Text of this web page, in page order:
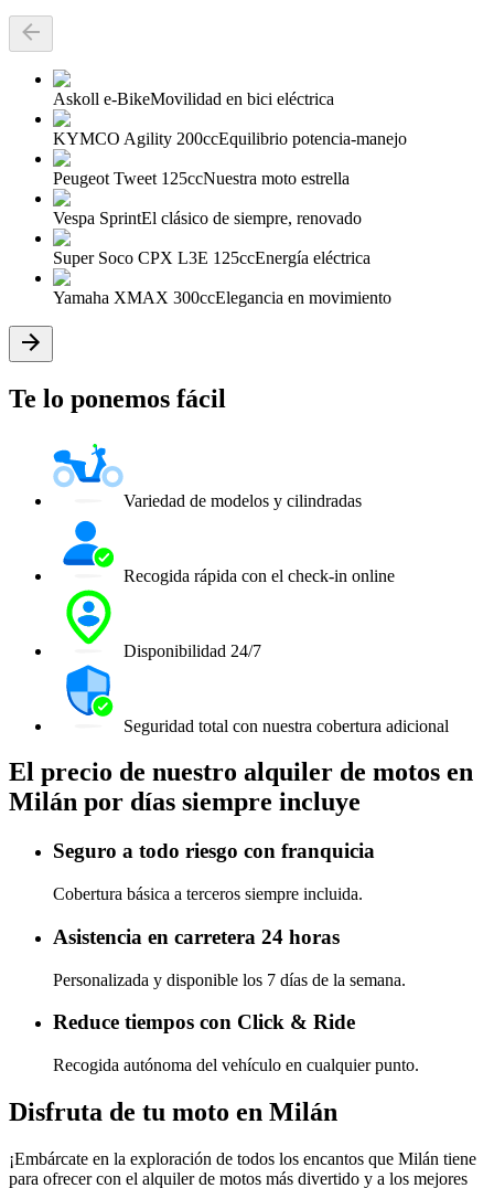
Askoll e-BikeMovilidad en bici eléctrica
KYMCO Agility 200ccEquilibrio potencia-manejo
Peugeot Tweet 125ccNuestra moto estrella
Vespa SprintEl clásico de siempre, renovado
Super Soco CPX L3E 125ccEnergía eléctrica
Yamaha XMAX 300ccElegancia en movimiento
Te lo ponemos fácil
Variedad de modelos y cilindradas
Recogida rápida con el check-in online
Disponibilidad 24/7
Seguridad total con nuestra cobertura adicional
El precio de nuestro alquiler de motos en
Milán por días siempre incluye
Seguro a todo riesgo con franquicia
Cobertura básica a terceros siempre incluida.
Asistencia en carretera 24 horas
Personalizada y disponible los 7 días de la semana.
Reduce tiempos con Click & Ride
Recogida autónoma del vehículo en cualquier punto.
Disfruta de tu moto en Milán
¡Embárcate en la exploración de todos los encantos que Milán tiene
para ofrecer con el alquiler de motos más divertido y a los mejores